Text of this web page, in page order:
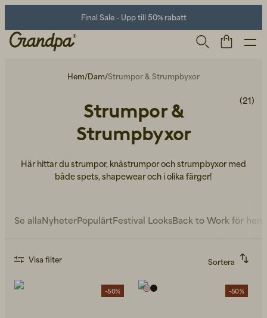
Final Sale - Upp till 50% rabatt
Hem/Dam/Strumpor & Strumpbyxor
Strumpor &
Strumpbyxor
(21)
Här hittar du strumpor, knästrumpor och strumpbyxor med
både spets, shapewear och i olika färger!
Se allaNyheterPopulärtFestival LooksBack to Work för
Visa filter
Sortera
Alfabetiskt, A-Ö
Alfabetiskt, Ö-A
-50% -50%